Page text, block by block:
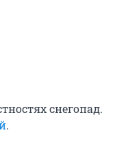
снегопад.
.